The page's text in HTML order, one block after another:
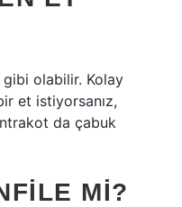
olabilir. Kolay
et istiyorsanız,
da çabuk
MI?